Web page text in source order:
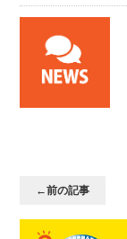
←前の記事